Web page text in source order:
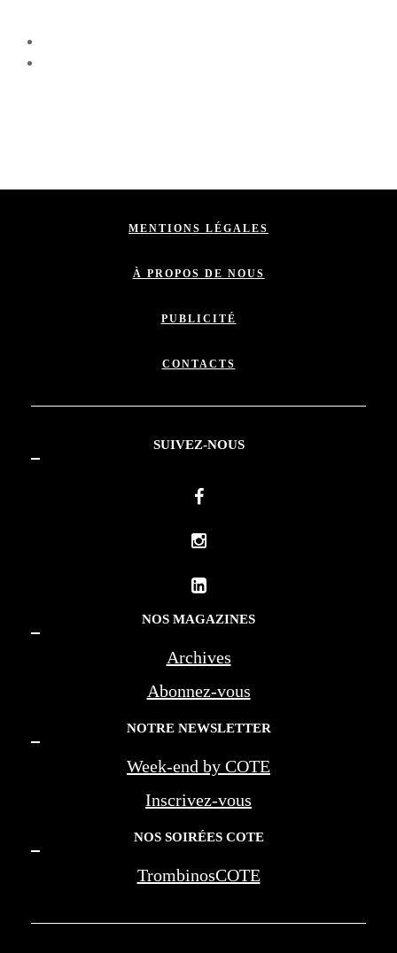
MENTIONS LÉGALES
À PROPOS DE NOUS
PUBLICITÉ
CONTACTS
SUIVEZ-NOUS
NOS MAGAZINES
Archives
Abonnez-vous
NOTRE NEWSLETTER
Week-end by COTE
Inscrivez-vous
NOS SOIRÉES COTE
TrombinosCOTE